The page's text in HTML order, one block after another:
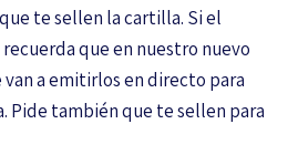
te sellen la cartilla. Si el
que en nuestro nuevo
a emitirlos en directo para
Pide también que te sellen para